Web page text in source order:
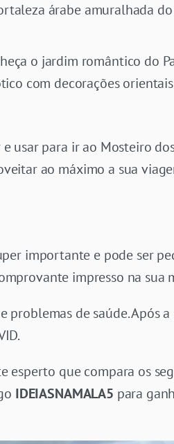
árabe amuralhada
o jardim romântico do
com decorações
usar para ir ao Mosteiro
ao máximo a sua
importante e pode ser
impresso na sua
de saúde. Após
esperto que compara os
IDEIASNAMALA5 para